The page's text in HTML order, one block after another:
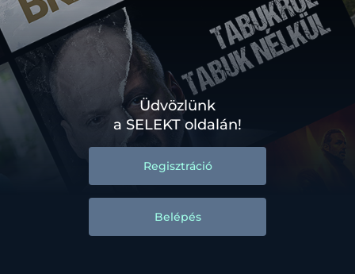
Üdvözlünk
a SELEKT oldalán!
Regisztráció
Belépés